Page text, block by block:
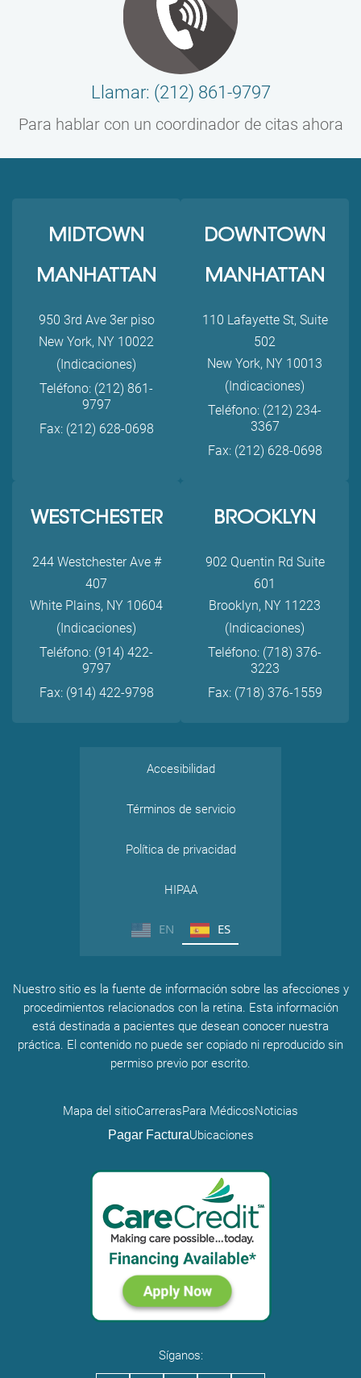
Llamar: (212) 861-9797
Para hablar con un coordinador de citas ahora
MIDTOWN
MANHATTAN
950 3rd Ave 3er piso
New York, NY 10022
(Indicaciones)
Teléfono: (212) 861-
9797
Fax: (212) 628-0698
DOWNTOWN
MANHATTAN
110 Lafayette St, Suite
502
New York, NY 10013
(Indicaciones)
Teléfono: (212) 234-
3367
Fax: (212) 628-0698
WESTCHESTER
244 Westchester Ave #
407
White Plains, NY 10604
(Indicaciones)
Teléfono: (914) 422-
9797
Fax: (914) 422-9798
BROOKLYN
902 Quentin Rd Suite
601
Brooklyn, NY 11223
(Indicaciones)
Teléfono: (718) 376-
3223
Fax: (718) 376-1559
Accesibilidad
Términos de servicio
Política de privacidad
HIPAA
EN ES
Nuestro sitio es la fuente de información sobre las afecciones y
procedimientos relacionados con la retina. Esta información
está destinada a pacientes que desean conocer nuestra
práctica. El contenido no puede ser copiado ni reproducido sin
permiso previo por escrito.
Mapa del sitioCarrerasPara MédicosNoticias
Pagar FacturaUbicaciones
Síganos: